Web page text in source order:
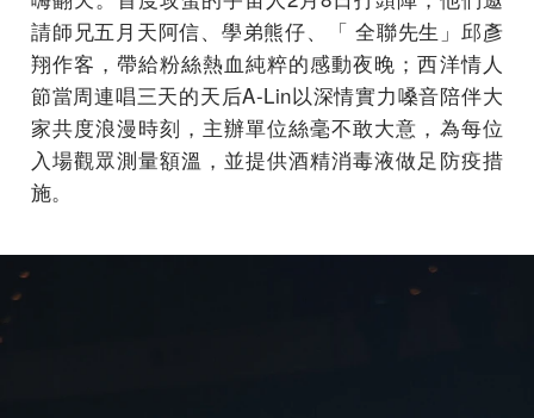
請師兄五月天阿信、學弟熊仔、「 全聯先生」邱彥
翔作客，帶給粉絲熱血純粹的感動夜晚；西洋情人
節當周連唱三天的天后A-Lin以深情實力嗓音陪伴大
家共度浪漫時刻，主辦單位絲毫不敢大意，為每位
入場觀眾測量額溫，並提供酒精消毒液做足防疫措
施。